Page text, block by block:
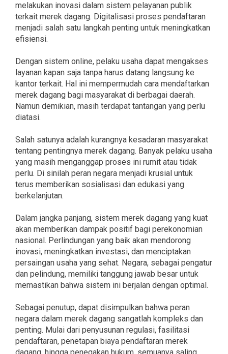
melakukan inovasi dalam sistem pelayanan publik
terkait merek dagang. Digitalisasi proses pendaftaran
menjadi salah satu langkah penting untuk meningkatkan
efisiensi.
Dengan sistem online, pelaku usaha dapat mengakses
layanan kapan saja tanpa harus datang langsung ke
kantor terkait. Hal ini mempermudah cara mendaftarkan
merek dagang bagi masyarakat di berbagai daerah.
Namun demikian, masih terdapat tantangan yang perlu
diatasi.
Salah satunya adalah kurangnya kesadaran masyarakat
tentang pentingnya merek dagang. Banyak pelaku usaha
yang masih menganggap proses ini rumit atau tidak
perlu. Di sinilah peran negara menjadi krusial untuk
terus memberikan sosialisasi dan edukasi yang
berkelanjutan.
Dalam jangka panjang, sistem merek dagang yang kuat
akan memberikan dampak positif bagi perekonomian
nasional. Perlindungan yang baik akan mendorong
inovasi, meningkatkan investasi, dan menciptakan
persaingan usaha yang sehat. Negara, sebagai pengatur
dan pelindung, memiliki tanggung jawab besar untuk
memastikan bahwa sistem ini berjalan dengan optimal.
Sebagai penutup, dapat disimpulkan bahwa peran
negara dalam merek dagang sangatlah kompleks dan
penting. Mulai dari penyusunan regulasi, fasilitasi
pendaftaran, penetapan biaya pendaftaran merek